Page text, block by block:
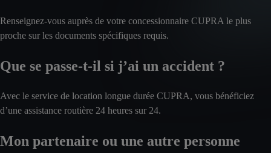
Renseignez-vous auprès de votre concessionnaire CUPRA le plus
proche sur les documents spécifiques requis.
Que se passe-t-il si j’ai un accident ?
Avec le service de location longue durée CUPRA, vous bénéficiez
d’une assistance routière 24 heures sur 24.
Mon partenaire ou une autre personne